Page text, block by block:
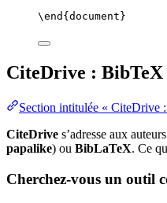
\end { document }
CiteDrive :
Section intitulée «
CiteDrive s’adresse aux
papalike) ou BibLaTeX. Ce
Cherchez-vous un outil